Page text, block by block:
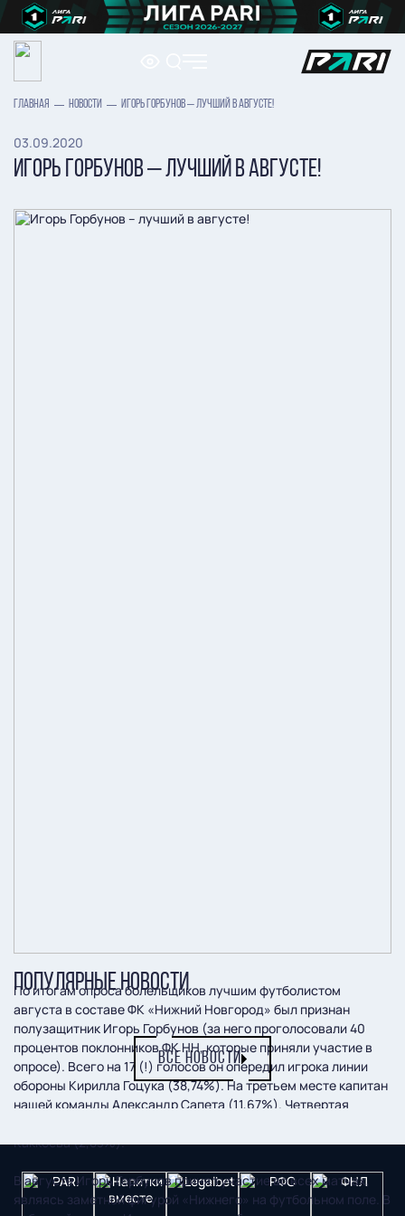
ГЛАВНАЯ НОВОСТИ ИГОРЬ ГОРБУНОВ – ЛУЧШИЙ В АВГУСТЕ!
03.09.2020
ИГОРЬ ГОРБУНОВ – ЛУЧШИЙ В АВГУСТЕ!
По итогам опроса болельщиков лучшим футболистом
августа в составе ФК «Нижний Новгород» был признан
полузащитник Игорь Горбунов (за него проголосовали 40
процентов поклонников ФК НН, которые приняли участие в
опросе). Всего на 17 (!) голосов он опередил игрока линии
обороны Кирилла Гоцука (38,74%). На третьем месте капитан
нашей команды Александр Сапета (11,67%). Четвертая
Каккоева (2,83%).
В августе Игорь Горбунов принял участие во всех матчах,
являясь заметной фигурой «Нижнего» на футбольном поле. В
ПОПУЛЯРНЫЕ НОВОСТИ
ВСЕ НОВОСТИ